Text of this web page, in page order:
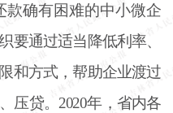
款确有困难的中小微企
要通过适当降低利率、
和方式，帮助企业渡过
压贷。2020年，省内各